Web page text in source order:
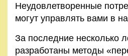
Неудовлетворенные
могут управ­лять вами в
За последние несколько
разработаны методы